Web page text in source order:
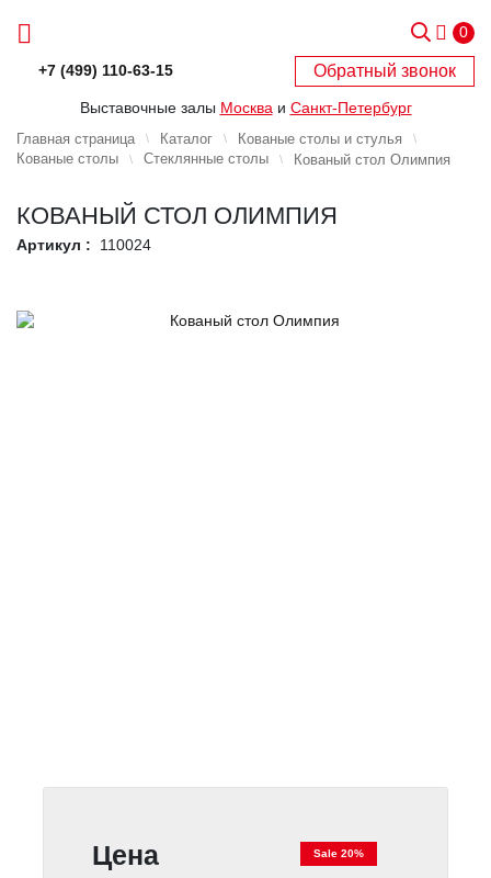
0
+7 (499) 110-63-15 Обратный звонок
Выставочные залы Москва и Санкт-Петербург
Главная страница Каталог
Кованые столы и стулья
Кованые столы
Стеклянные столы Кованый стол Олимпия
КОВАНЫЙ СТОЛ ОЛИМПИЯ
Артикул : 110024
Цена Sale 20%